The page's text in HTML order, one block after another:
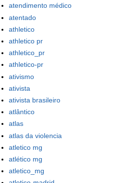
atendimento médico
atentado
athletico
athletico pr
athletico_pr
athletico-pr
ativismo
ativista
ativista brasileiro
atlântico
atlas
atlas da violencia
atletico mg
atlético mg
atletico_mg